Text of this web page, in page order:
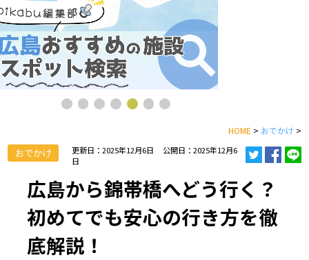
HOME > おでかけ >
おでかけ 更新日：2025年12月6日
公開日：2025年12月6
日
広島から錦帯橋へどう行く？
初めてでも安心の行き方を徹
底解説！